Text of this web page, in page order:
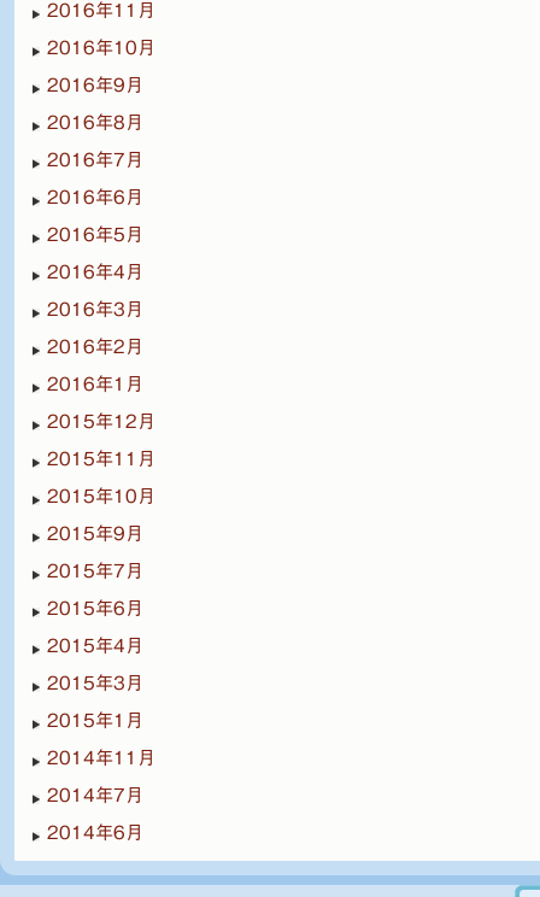
2016年11月
2016年10月
2016年9月
2016年8月
2016年7月
2016年6月
2016年5月
2016年4月
2016年3月
2016年2月
2016年1月
2015年12月
2015年11月
2015年10月
2015年9月
2015年7月
2015年6月
2015年4月
2015年3月
2015年1月
2014年11月
2014年7月
2014年6月